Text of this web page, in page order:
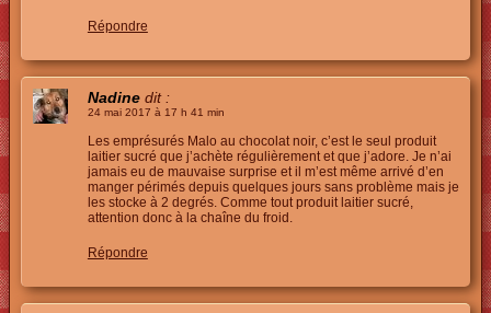
Répondre
Nadine dit :
24 mai 2017 à 17 h 41 min
Les emprésurés Malo au chocolat noir, c’est le seul produit
laitier sucré que j’achète régulièrement et que j’adore. Je n’ai
jamais eu de mauvaise surprise et il m’est même arrivé d’en
manger périmés depuis quelques jours sans problème mais je
les stocke à 2 degrés. Comme tout produit laitier sucré,
attention donc à la chaîne du froid.
Répondre